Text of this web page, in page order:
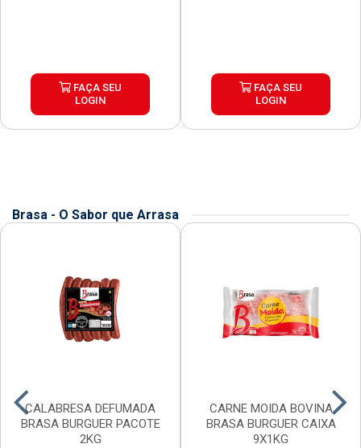
FAÇA SEU
LOGIN
FAÇA SEU
LOGIN
Brasa - O Sabor que Arrasa
CALABRESA DEFUMADA
BRASA BURGUER PACOTE
2KG
CARNE MOIDA BOVINA
BRASA BURGUER CAIXA
9X1KG